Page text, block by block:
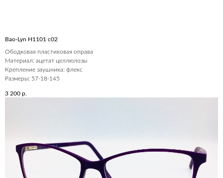
Bao-Lyn H1101 c02
Ободковая пластиковая оправа
Материал: ацетат целлюлозы
Крепление заушника: флекс
Размеры: 57-18-145
3 200 р.